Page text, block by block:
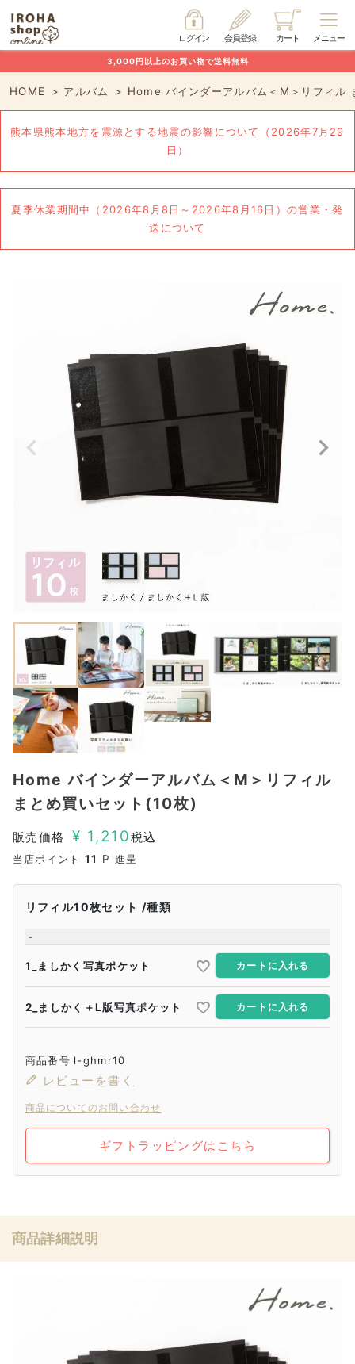
メニュー
カート
会員登録
ログイン
3,000円以上のお買い物で送料無料
HOME アルバム Home バインダーアルバム＜M＞リフィル
熊本県熊本地方を震源とする地震の影響について（2026年7月29
日）
夏季休業期間中（2026年8月8日～2026年8月16日）の営業・発
送について
Home バインダーアルバム＜M＞リフィル
まとめ買いセット(10枚)
販売価格 ¥ 1,210税込
当店ポイント 11 P 進呈
リフィル10枚セット 種類
-
1_ましかく写真ポケット カートに入れる
2_ましかく＋L版写真ポケット カートに入れる
商品番号 l-ghmr10
レビューを書く
商品についてのお問い合わせ
ギフトラッピングはこちら
商品詳細説明